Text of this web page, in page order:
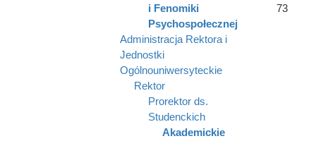
73
i Fenomiki
Psychospołecznej
Administracja Rektora i
Jednostki
Ogólnouniwersyteckie
Rektor
Prorektor ds.
Studenckich
Akademickie